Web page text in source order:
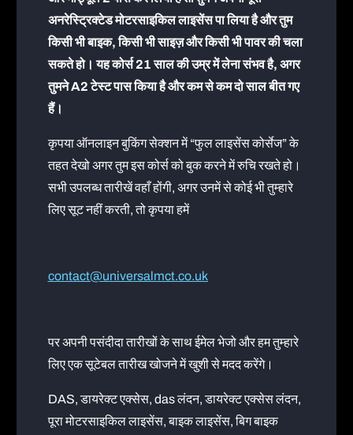
अनरेस्ट्रिक्टेड मोटरसाइकिल लाइसेंस पा लिया है और तुम
किसी भी बाइक, किसी भी साइज़ और किसी भी पावर की चला
सकते हो। यह कोर्स 21 साल की उम्र में लेना संभव है, अगर
तुमने A2 टेस्ट पास किया है और कम से कम दो साल बीत गए
हैं।
कृपया ऑनलाइन बुकिंग सेक्शन में “फुल लाइसेंस कोर्सेज” के
तहत देखो अगर तुम इस कोर्स को बुक करने में रुचि रखते हो।
सभी उपलब्ध तारीखें वहाँ होंगी, अगर उनमें से कोई भी तुम्हारे
लिए सूट नहीं करती, तो कृपया हमें
contact@universalmct.co.uk
पर अपनी पसंदीदा तारीखों के साथ ईमेल भेजो और हम तुम्हारे
लिए एक सूटेबल तारीख खोजने में खुशी से मदद करेंगे।
DAS, डायरेक्ट एक्सेस, das लंदन, डायरेक्ट एक्सेस लंदन,
पूरा मोटरसाइकिल लाइसेंस, बाइक लाइसेंस, बिग बाइक